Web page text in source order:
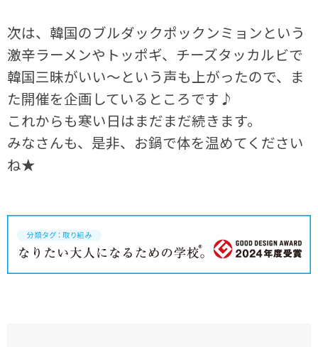
次は、韓国のブルダックポックンミョンという
激辛ラーメンやトッポギ、チーズタッカルビで
韓国三昧がいい～という声も上がったので、ま
た開催を企画しているところです♪
これからも寒い日はまだまだ続きます。
みなさんも、是非、お鍋で体を温めてください
ね★